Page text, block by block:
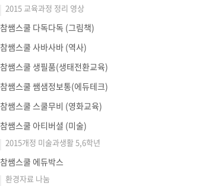
2015 교육과정 정리 영상
참쌤스쿨 다독다독 (그림책)
참쌤스쿨 사바사바 (역사)
참쌤스쿨 생필품(생태전환교육)
참쌤스쿨 쌤샘정보통(에듀테크)
참쌤스쿨 스쿨무비 (영화교육)
참쌤스쿨 아티버셜 (미술)
2015개정 미술과생활 5,6학년
참쌤스쿨 에듀박스
환경자료 나눔